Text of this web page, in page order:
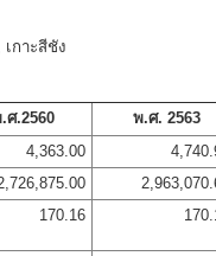
กาะสีชัง
ศ.2560 พ.ศ. 2563
4,363.00
170.16